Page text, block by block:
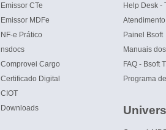
Emissor CTe
Emissor MDFe
NF-e Prático
nsdocs
Comprovei Cargo
Certificado Digital
CIOT
Downloads
Help Desk -
Atendimento
Painel Bsoft
Manuais
FAQ - Bsoft
Programa